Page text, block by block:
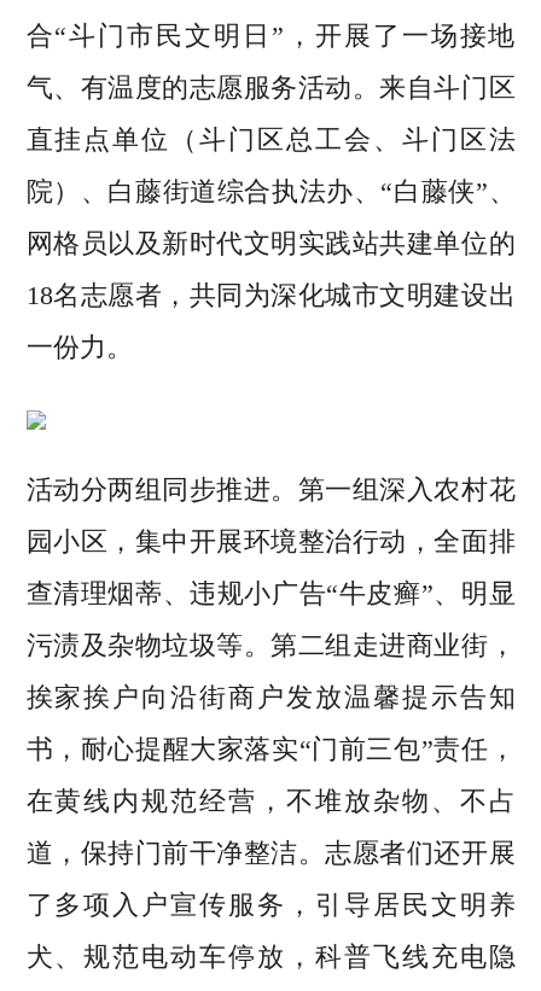
合“斗门市民文明日”，开展了一场接地
气、有温度的志愿服务活动。来自斗门区
直挂点单位（斗门区总工会、斗门区法
院）、白藤街道综合执法办、“白藤侠”、
网格员以及新时代文明实践站共建单位的
18名志愿者，共同为深化城市文明建设出
一份力。
活动分两组同步推进。第一组深入农村花
园小区，集中开展环境整治行动，全面排
查清理烟蒂、违规小广告“牛皮癣”、明显
污渍及杂物垃圾等。第二组走进商业街，
挨家挨户向沿街商户发放温馨提示告知
书，耐心提醒大家落实“门前三包”责任，
在黄线内规范经营，不堆放杂物、不占
道，保持门前干净整洁。志愿者们还开展
了多项入户宣传服务，引导居民文明养
犬、规范电动车停放，科普飞线充电隐